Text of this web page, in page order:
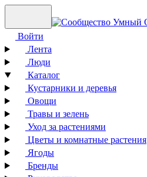
Войти
Лента
Люди
Каталог
Кустарники и деревья
Овощи
Травы и зелень
Уход за растениями
Цветы и комнатные растения
Ягоды
Бренды